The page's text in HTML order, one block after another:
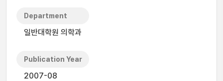
Department
일반대학원 의학과
Publication Year
2007-08